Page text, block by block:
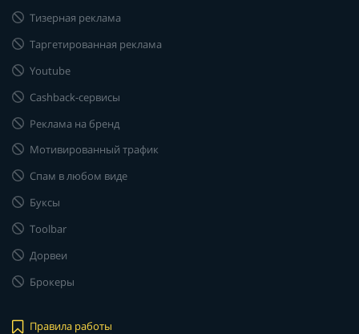
Тизерная реклама
Таргетированная реклама
Youtube
Cashback-сервисы
Реклама на бренд
Мотивированный трафик
Спам в любом виде
Буксы
Toolbar
Дорвеи
Брокеры
Правила работы